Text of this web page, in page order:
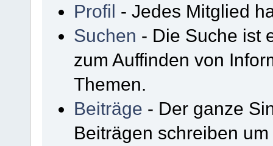
Profil - Jedes Mitglied
Suchen - Die Suche ist
zum Auffinden von
Themen.
Beiträge - Der ganze
Beiträgen schreiben